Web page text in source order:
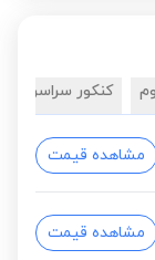
کنکور سراسری
مشاهده قیمت
مشاهده قیمت